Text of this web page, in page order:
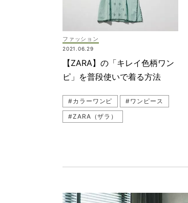
#女の子ママ
#子連れファッション
#近藤千尋
#デニムコーデ
#リゾートワンピ
ファッション
2021.06.29
【ZARA】の「キレイ色柄ワン
ピ」を普段使いで着る方法
#カラーワンピ
#ワンピース
#ZARA（ザラ）